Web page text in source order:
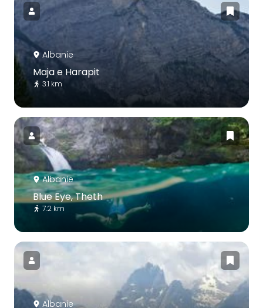
Albanie
Maja e Harapit
3.1 km
Albanie
Blue Eye, Theth
7.2 km
Albanie